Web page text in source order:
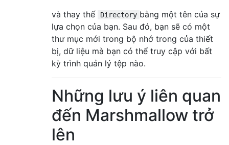
và thay thế Directory bằng một tên của sự
lựa chọn của bạn. Sau đó, bạn sẽ có một
thư mục mới trong bộ nhớ trong của thiết
bị, dữ liệu mà bạn có thể truy cập với bất
kỳ trình quản lý tệp nào.
Những lưu ý liên quan
đến Marshmallow trở
lên